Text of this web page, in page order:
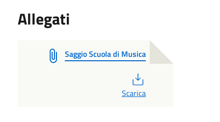
Allegati
Saggio Scuola di Musica
Scarica